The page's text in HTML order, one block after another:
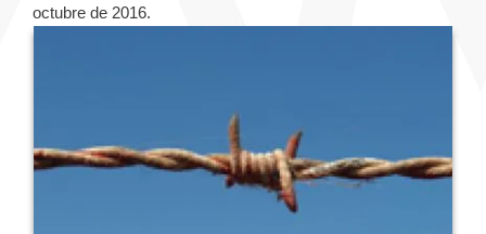
octubre de 2016.